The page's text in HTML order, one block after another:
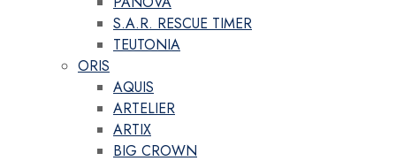
S.A.R. RESCUE TIMER
TEUTONIA
ORIS
AQUIS
ARTELIER
ARTIX
BIG CROWN